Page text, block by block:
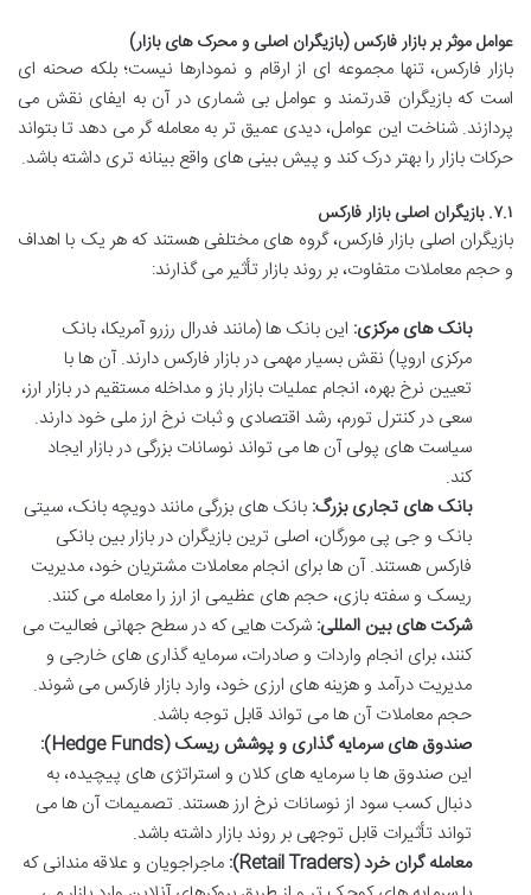
عوامل موثر بر بازار فارکس (بازیگران اصلی و محرک های بازار)
بازار فارکس، تنها مجموعه ای از ارقام و نمودارها نیست؛ بلکه صحنه ای
است که بازیگران قدرتمند و عوامل بی شماری در آن به ایفای نقش می
پردازند. شناخت این عوامل، دیدی عمیق تر به معامله گر می دهد تا بتواند
حرکات بازار را بهتر درک کند و پیش بینی های واقع بینانه تری داشته باشد.
۷.۱. بازیگران اصلی بازار فارکس
بازیگران اصلی بازار فارکس، گروه های مختلفی هستند که هر یک با اهداف
و حجم معاملات متفاوت، بر روند بازار تأثیر می گذارند:
بانک های مرکزی: این بانک ها (مانند فدرال رزرو آمریکا، بانک
مرکزی اروپا) نقش بسیار مهمی در بازار فارکس دارند. آن ها با
تعیین نرخ بهره، انجام عملیات بازار باز و مداخله مستقیم در بازار ارز،
سعی در کنترل تورم، رشد اقتصادی و ثبات نرخ ارز ملی خود دارند.
سیاست های پولی آن ها می تواند نوسانات بزرگی در بازار ایجاد
کند.
بانک های تجاری بزرگ: بانک های بزرگی مانند دویچه بانک، سیتی
بانک و جی پی مورگان، اصلی ترین بازیگران در بازار بین بانکی
فارکس هستند. آن ها برای انجام معاملات مشتریان خود، مدیریت
ریسک و سفته بازی، حجم های عظیمی از ارز را معامله می کنند.
شرکت های بین المللی: شرکت هایی که در سطح جهانی فعالیت می
کنند، برای انجام واردات و صادرات، سرمایه گذاری های خارجی و
مدیریت درآمد و هزینه های ارزی خود، وارد بازار فارکس می شوند.
حجم معاملات آن ها می تواند قابل توجه باشد.
صندوق های سرمایه گذاری و پوشش ریسک (Hedge Funds):
این صندوق ها با سرمایه های کلان و استراتژی های پیچیده، به
دنبال کسب سود از نوسانات نرخ ارز هستند. تصمیمات آن ها می
تواند تأثیرات قابل توجهی بر روند بازار داشته باشد.
معامله گران خرد (Retail Traders):
ماجراجویان و علاقه مندانی که